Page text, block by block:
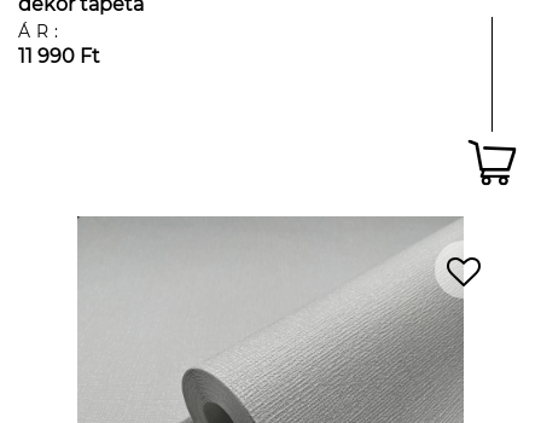
ÁR:
11 990 Ft